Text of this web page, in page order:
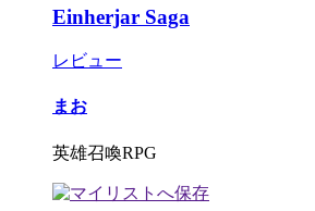
Einherjar Saga
レビュー
まお
英雄召喚RPG